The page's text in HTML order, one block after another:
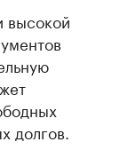
высокой
долгов.